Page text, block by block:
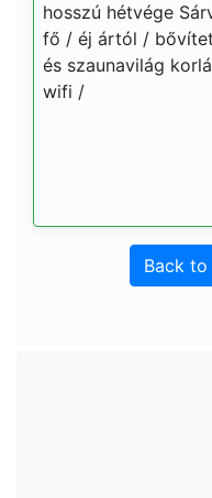
hosszú hétvége
fő / éj ártól /
és szaunavilág
wifi /
Back